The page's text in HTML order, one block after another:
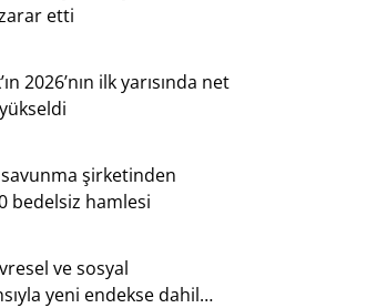
etti
2026’nın ilk yarısında net
yükseldi
şirketinden
bedelsiz hamlesi
ve sosyal
yeni endekse dahil